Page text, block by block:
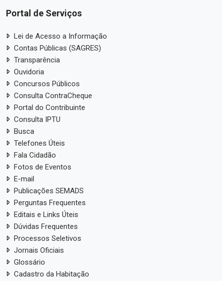
Portal de Serviços
Lei de Acesso a Informação
Contas Públicas (SAGRES)
Transparência
Ouvidoria
Concursos Públicos
Consulta ContraCheque
Portal do Contribuinte
Consulta IPTU
Busca
Telefones Úteis
Fala Cidadão
Fotos de Eventos
E-mail
Publicações SEMADS
Perguntas Frequentes
Editais e Links Úteis
Dúvidas Frequentes
Processos Seletivos
Jornais Oficiais
Glossário
Cadastro da Habitação